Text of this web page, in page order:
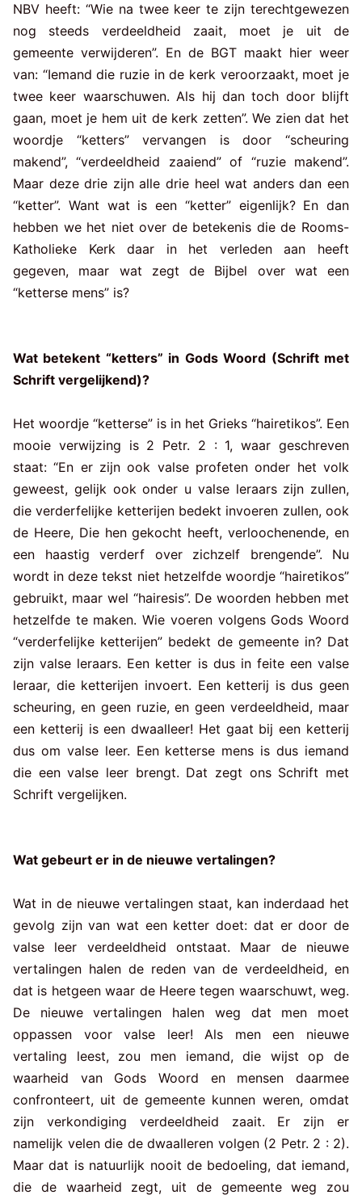
NBV heeft: “Wie na twee keer te zijn terechtgewezen
nog steeds verdeeldheid zaait, moet je uit de
gemeente verwijderen”. En de BGT maakt hier weer
van: “Iemand die ruzie in de kerk veroorzaakt, moet je
twee keer waarschuwen. Als hij dan toch door blijft
gaan, moet je hem uit de kerk zetten”. We zien dat het
woordje “ketters” vervangen is door “scheuring
makend”, “verdeeldheid zaaiend” of “ruzie makend”.
Maar deze drie zijn alle drie heel wat anders dan een
“ketter”. Want wat is een “ketter” eigenlijk? En dan
hebben we het niet over de betekenis die de Rooms-
Katholieke Kerk daar in het verleden aan heeft
gegeven, maar wat zegt de Bijbel over wat een
“ketterse mens” is?
Wat betekent “ketters” in Gods Woord (Schrift met
Schrift vergelijkend)?
Het woordje “ketterse” is in het Grieks “hairetikos”. Een
mooie verwijzing is 2 Petr. 2 : 1, waar geschreven
staat: “En er zijn ook valse profeten onder het volk
geweest, gelijk ook onder u valse leraars zijn zullen,
die verderfelijke ketterijen bedekt invoeren zullen, ook
de Heere, Die hen gekocht heeft, verloochenende, en
een haastig verderf over zichzelf brengende”. Nu
wordt in deze tekst niet hetzelfde woordje “hairetikos”
gebruikt, maar wel “hairesis”. De woorden hebben met
hetzelfde te maken. Wie voeren volgens Gods Woord
“verderfelijke ketterijen” bedekt de gemeente in? Dat
zijn valse leraars. Een ketter is dus in feite een valse
leraar, die ketterijen invoert. Een ketterij is dus geen
scheuring, en geen ruzie, en geen verdeeldheid, maar
een ketterij is een dwaalleer! Het gaat bij een ketterij
dus om valse leer. Een ketterse mens is dus iemand
die een valse leer brengt. Dat zegt ons Schrift met
Schrift vergelijken.
Wat gebeurt er in de nieuwe vertalingen?
Wat in de nieuwe vertalingen staat, kan inderdaad het
gevolg zijn van wat een ketter doet: dat er door de
valse leer verdeeldheid ontstaat. Maar de nieuwe
vertalingen halen de reden van de verdeeldheid, en
dat is hetgeen waar de Heere tegen waarschuwt, weg.
De nieuwe vertalingen halen weg dat men moet
oppassen voor valse leer! Als men een nieuwe
vertaling leest, zou men iemand, die wijst op de
waarheid van Gods Woord en mensen daarmee
confronteert, uit de gemeente kunnen weren, omdat
zijn verkondiging verdeeldheid zaait. Er zijn er
namelijk velen die de dwaalleren volgen (2 Petr. 2 : 2).
Maar dat is natuurlijk nooit de bedoeling, dat iemand,
die de waarheid zegt, uit de gemeente weg zou